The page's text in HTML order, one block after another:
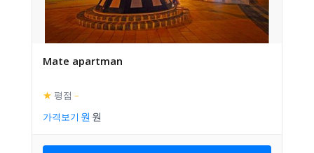
Mate apartman
★ 평점 –
가격보기